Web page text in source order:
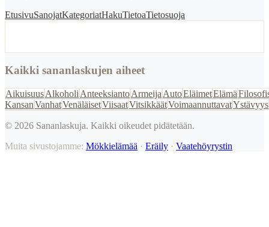
EtusivuSanojatKategoriatHakuTietoaTietosuoja
Kaikki sananlaskujen aiheet
AikuisuusAlkoholi AnteeksiantoArmeija AutoEläimetElämä
KansanVanhatVenäläisetViisaatVitsikkäätVoimaannuttavatYstävyys
© 2026 Sananlaskuja. Kaikki oikeudet pidätetään.
Muita sivustojamme: Mökkielämää · Eräily · Vaatehöyrystin